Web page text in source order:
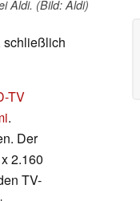
Aldi. (Bild: Aldi)
schließlich
TV
.
Der
2.160
TV-